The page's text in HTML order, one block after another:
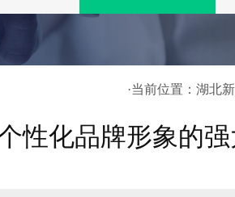
·当前位置： 湖北
性化品牌形象的